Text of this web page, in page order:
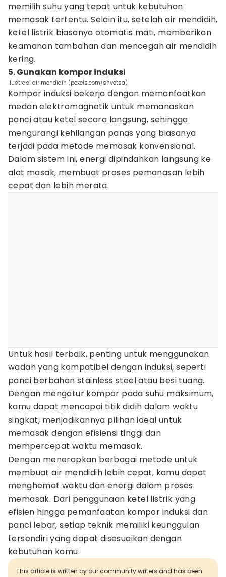
memilih suhu yang tepat untuk kebutuhan
memasak tertentu. Selain itu, setelah air mendidih,
ketel listrik biasanya otomatis mati, memberikan
keamanan tambahan dan mencegah air mendidih
kering.
5. Gunakan kompor induksi
ilustrasi air mendidih (pexels.com/shvetsa)
Kompor induksi bekerja dengan memanfaatkan
medan elektromagnetik untuk memanaskan
panci atau ketel secara langsung, sehingga
mengurangi kehilangan panas yang biasanya
terjadi pada metode memasak konvensional.
Dalam sistem ini, energi dipindahkan langsung ke
alat masak, membuat proses pemanasan lebih
cepat dan lebih merata.
Untuk hasil terbaik, penting untuk menggunakan
wadah yang kompatibel dengan induksi, seperti
panci berbahan stainless steel atau besi tuang.
Dengan mengatur kompor pada suhu maksimum,
kamu dapat mencapai titik didih dalam waktu
singkat, menjadikannya pilihan ideal untuk
memasak dengan efisiensi tinggi dan
mempercepat waktu memasak.
Dengan menerapkan berbagai metode untuk
membuat air mendidih lebih cepat, kamu dapat
menghemat waktu dan energi dalam proses
memasak. Dari penggunaan ketel listrik yang
efisien hingga pemanfaatan kompor induksi dan
panci lebar, setiap teknik memiliki keunggulan
tersendiri yang dapat disesuaikan dengan
kebutuhan kamu.
This article is written by our community writers and has been